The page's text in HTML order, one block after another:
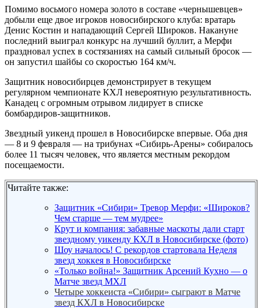
Помимо восьмого номера золото в составе «чернышевцев»
добыли еще двое игроков новосибирского клуба: вратарь
Денис Костин и нападающий Сергей Широков. Накануне
последний выиграл конкурс на лучший буллит, а Мерфи
праздновал успех в состязаниях на самый сильный бросок —
он запустил шайбы со скоростью 164 км/ч.
Защитник новосибирцев демонстрирует в текущем
регулярном чемпионате КХЛ невероятную результативность.
Канадец с огромным отрывом лидирует в списке
бомбардиров-защитников.
Звездный уикенд прошел в Новосибирске впервые. Оба дня
— 8 и 9 февраля — на трибунах «Сибирь-Арены» собиралось
более 11 тысяч человек, что является местным рекордом
посещаемости.
Читайте также:
Защитник «Сибири» Тревор Мерфи: «Широков?
Чем старше — тем мудрее»
Крут и компания: забавные маскоты дали старт
звездному уикенду КХЛ в Новосибирске (фото)
Шоу началось! С рекордов стартовала Неделя
звезд хоккея в Новосибирске
«Только война!» Защитник Арсений Кухно — о
Матче звезд МХЛ
Четыре хоккеиста «Сибири» сыграют в Матче
звезд КХЛ в Новосибирске